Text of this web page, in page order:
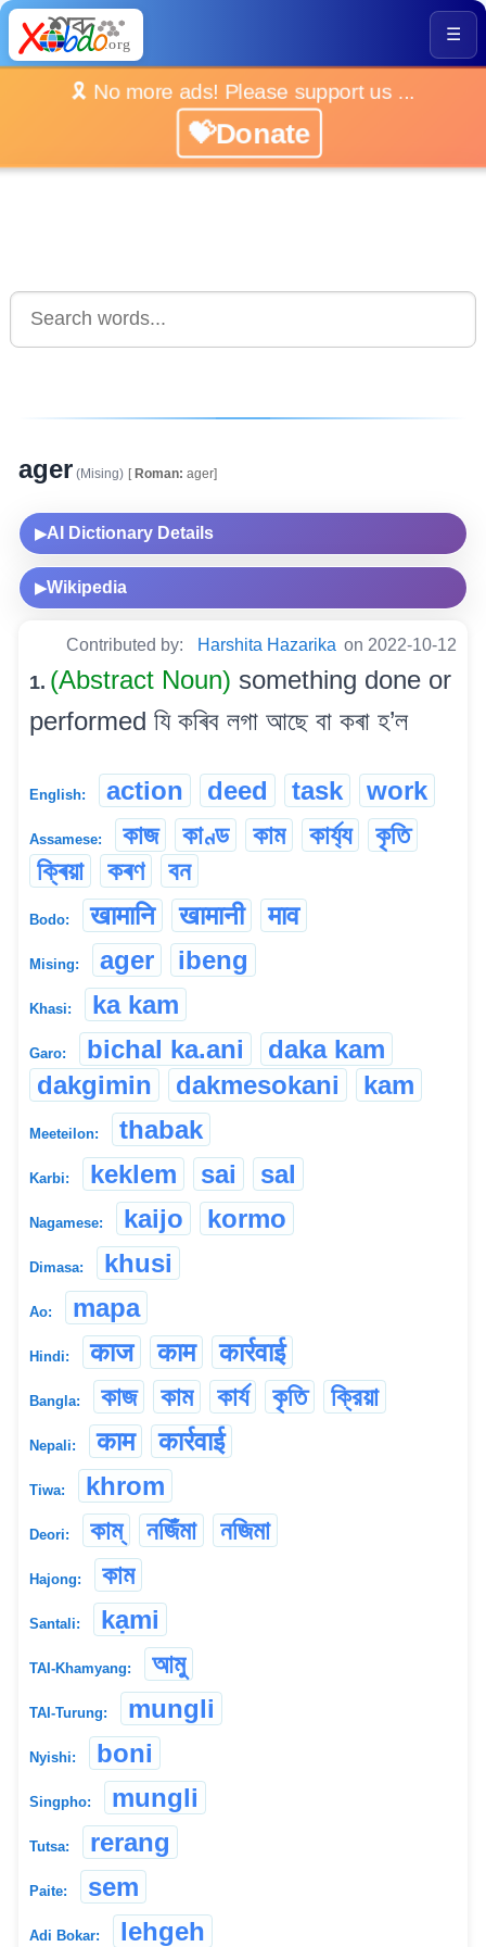
☰
🎗️ No more ads! Please support us ...
💝Donate
ager (Mising) [Roman: ager]
▶AI Dictionary Details
▶Wikipedia
Contributed by: Harshita Hazarika on 2022-10-12
1. (Abstract Noun) something done or
performed যি কৰিব লগা আছে বা কৰা হ’ল
English: action deed task work
Assamese: কাজ কাণ্ড কাম কাৰ্য্য
কৃতি
ক্ৰিয়া
কৰণ বন
Bodo: खामानि खामानी माव
Mising: ager ibeng
Khasi: ka kam
Garo: bichal ka.ani
daka kam
dakgimin
dakmesokani kam
Meeteilon: thabak
Karbi: keklem sai sal
Nagamese: kaijo kormo
Dimasa: khusi
Ao: mapa
Hindi: काज काम कार्रवाई
Bangla: কাজ কাম কার্য কৃতি ক্রিয়া
Nepali: काम कार्रवाई
Tiwa: khrom
Deori: কাম্ নজিঁমা নজিমা
Hajong: কাম
Santali: kạmi
TAI-Khamyang: আমু
TAI-Turung: mungli
Nyishi: boni
Singpho: mungli
Tutsa: rerang
Paite: sem
Adi Bokar: lehgeh